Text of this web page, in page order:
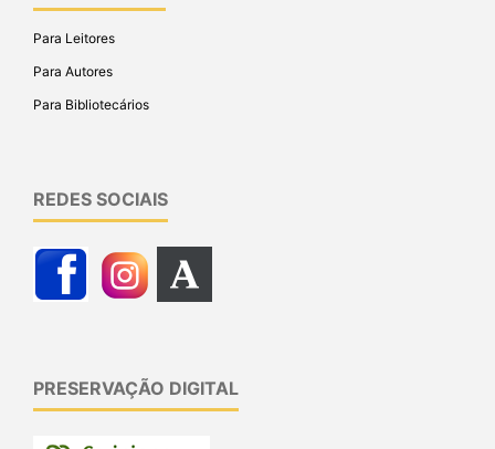
Para Leitores
Para Autores
Para Bibliotecários
REDES SOCIAIS
PRESERVAÇÃO DIGITAL